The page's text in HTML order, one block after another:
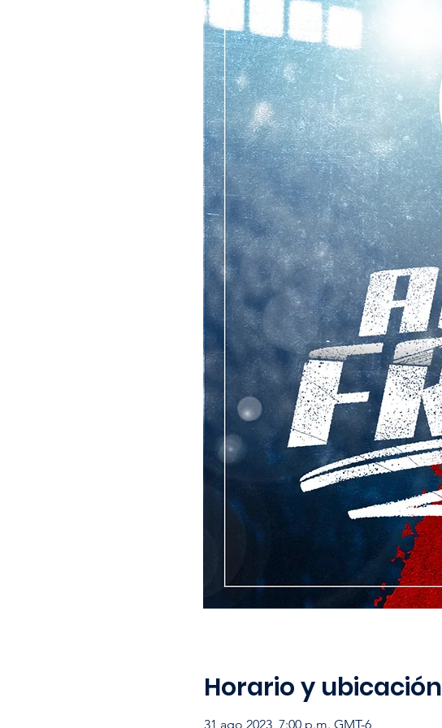
Horario y ubicación
31 ago 2023, 7:00 p.m. GMT-6